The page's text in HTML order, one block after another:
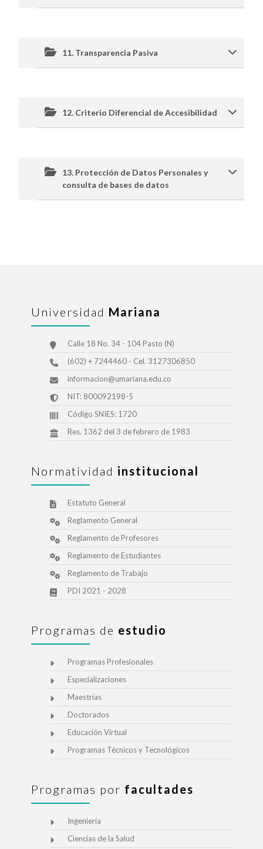
11. Transparencia Pasiva
12. Criterio Diferencial de Accesibilidad
13. Protección de Datos Personales y
consulta de bases de datos
Universidad Mariana
Calle 18 No. 34 - 104 Pasto (N)
(602) + 7244460 - Cel. 3127306850
informacion@umariana.edu.co
NIT: 800092198-5
Código SNIES: 1720
Res. 1362 del 3 de febrero de 1983
Normatividad institucional
Estatuto General
Reglamento General
Reglamento de Profesores
Reglamento de Estudiantes
Reglamento de Trabajo
PDI 2021 - 2028
Programas de estudio
Programas Profesionales
Especializaciones
Maestrías
Doctorados
Educación Virtual
Programas Técnicos y Tecnológicos
Programas por facultades
Ingeniería
Ciencias de la Salud